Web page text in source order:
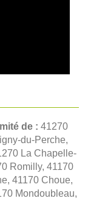
de : 41270
du-Perche,
La Chapelle-
Romilly, 41170
41170 Choue,
Mondoubleau,